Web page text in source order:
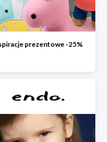
prezentowe -25%